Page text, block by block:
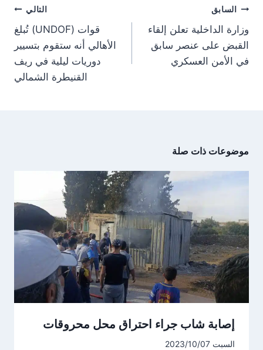
تصفّح
المقالات
السابق
وزارة الداخلية تعلن إلقاء
القبض على عنصر سابق
في الأمن العسكري
التالي
قوات (UNDOF) تُبلغ
الأهالي أنه ستقوم بتسيير
دوريات ليلية في ريف
القنيطرة الشمالي
موضوعات ذات صلة
إصابة شاب جراء احتراق محل محروقات
السبت 2023/10/07